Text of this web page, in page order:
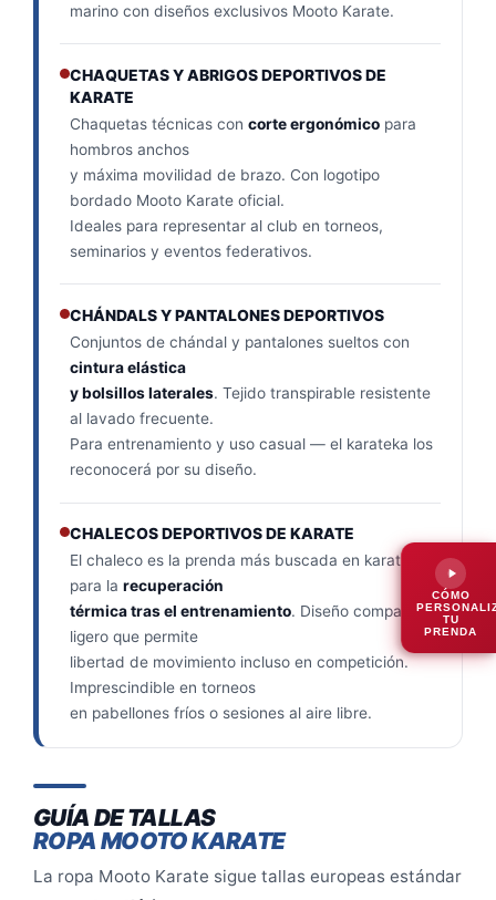
marino con diseños exclusivos Mooto Karate.
CHAQUETAS Y ABRIGOS DEPORTIVOS DE
KARATE
Chaquetas técnicas concorte ergonómico para
hombros anchos
y máxima movilidad de brazo. Con logotipo
bordado Mooto Karate oficial.
Ideales para representar al club en torneos,
seminarios y eventos federativos.
CHÁNDALS Y PANTALONES DEPORTIVOS
Conjuntos de chándal y pantalones sueltos con
cintura elástica
y bolsillos laterales. Tejido transpirable resistente
al lavado frecuente.
Para entrenamiento y uso casual — el karateka los
reconocerá por su diseño.
CHALECOS DEPORTIVOS DE KARATE
El chaleco es la prenda más buscada en karate
para larecuperación
térmica tras el entrenamiento. Diseño compacto y
ligero que permite
libertad de movimiento incluso en competición.
Imprescindible en torneos
en pabellones fríos o sesiones al aire libre.
GUÍA DE TALLAS
ROPA MOOTO KARATE
La ropa Mooto Karate sigue tallas europeas estándar
CÓMO
TU
PRENDA